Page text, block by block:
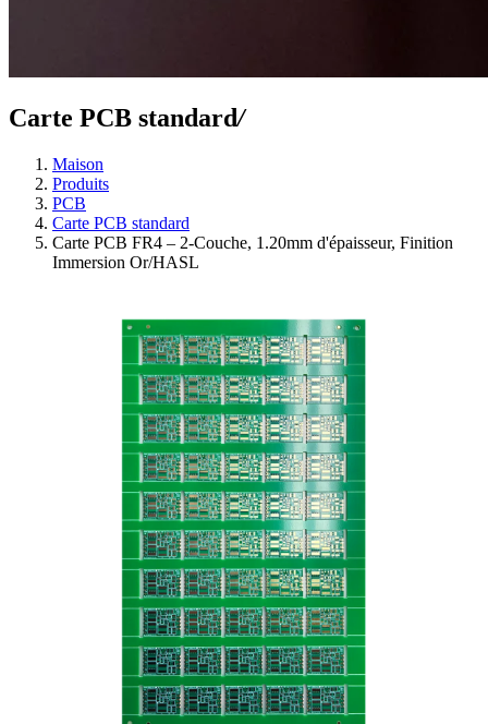
Carte PCB standard/
Maison
Produits
PCB
Carte PCB standard
Carte PCB FR4 – 2-Couche, 1.20mm d'épaisseur, Finition
Immersion Or/HASL